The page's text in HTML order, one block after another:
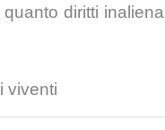
diritti
viventi